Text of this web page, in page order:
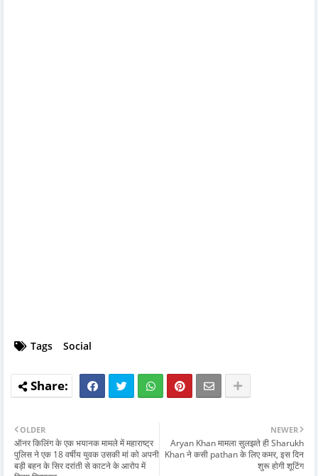
Tags Social
NEWER
Aryan Khan मामला सुलझते ही Sharukh
Khan ने कसी pathan के लिए कमर, इस दिन
शुरू होगी शूटिंग
OLDER
ऑनर किलिंग के एक भयानक मामले में महाराष्ट्र
पुलिस ने एक 18 वर्षीय युवक उसकी मां को अपनी
बड़ी बहन के सिर दरांती से काटने के आरोप में